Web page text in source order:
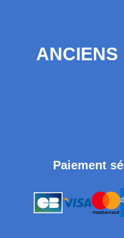
ANCIENS
Paiement